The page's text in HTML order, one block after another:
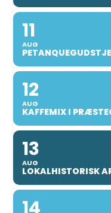
11
AUG
12
AUG
KAFFEMIX I
13
AUG
LOKALHISTORISK